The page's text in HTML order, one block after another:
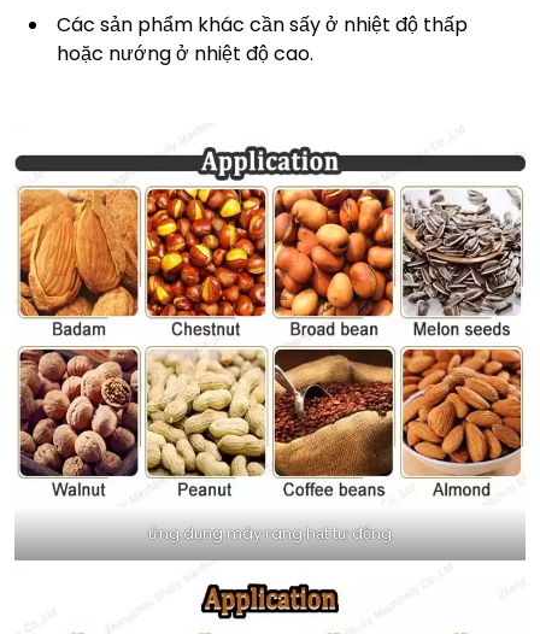
Các sản phẩm khác cần sấy ở nhiệt độ thấp
hoặc nướng ở nhiệt độ cao.
ứng dụng máy rang hạt tự động